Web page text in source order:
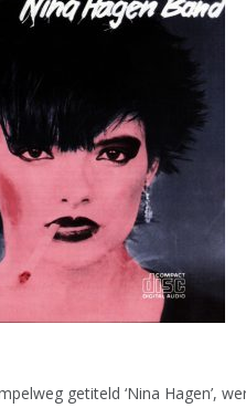
getiteld ‘Nina Hagen’,